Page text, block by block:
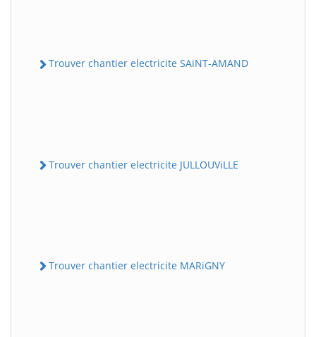
Trouver chantier electricite SAiNT-AMAND
Trouver chantier electricite JULLOUViLLE
Trouver chantier electricite MARiGNY